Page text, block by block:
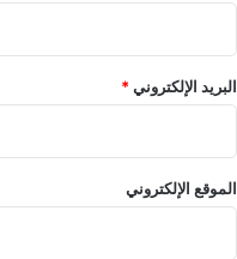
البريد الإلكتروني*
الموقع الإلكتروني